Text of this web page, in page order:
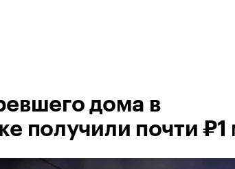
дома в
получили почти ₽1